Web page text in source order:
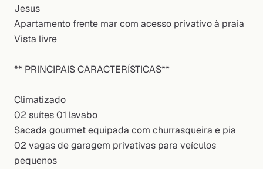
Jesus
Apartamento frente mar com acesso privativo à praia
Vista livre
** PRINCIPAIS CARACTERÍSTICAS**
Climatizado
02 suítes 01 lavabo
Sacada gourmet equipada com churrasqueira e pia
02 vagas de garagem privativas para veículos
pequenos